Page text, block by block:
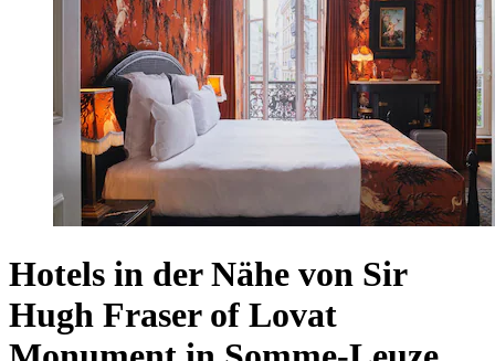
Hotels in der Nähe von Sir
Hugh Fraser of Lovat